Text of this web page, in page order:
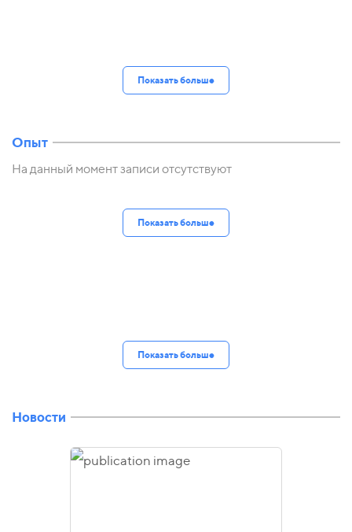
Показать больше
Опыт
На данный момент записи отсутствуют
Показать больше
Показать больше
Новости